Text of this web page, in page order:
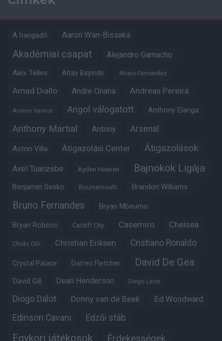
A hangadó Aaron Wan-Bissaka
Akadémiai csapat Alejandro Garnacho
Alex Telles Altay Bayindir Alvaro Fernandez
Amad Diallo Andre Onana Andreas Pereira
Andrey Santos Angol válogatott Anthony Elanga
Anthony Martial Antony Arsenal
Aston Villa Átigazolási Center Átigazolások
Axel Tuanzebe Ayden Heaven Bajnokok Ligája
Benjamin Sesko Bournemouth Brandon Williams
Bruno Fernandes Bryan Mbeumo
Bryan Robson Cardiff City Casemiro Chelsea
Chido Obi Christian Eriksen Cristiano Ronaldo
Crystal Palace Darren Fletcher David De Gea
David Gill Dean Henderson Diego Leon
Diogo Dalot Donny van de Beek Ed Woodward
Edinson Cavani Edzői stáb
Egykori játékosok Érdekességek